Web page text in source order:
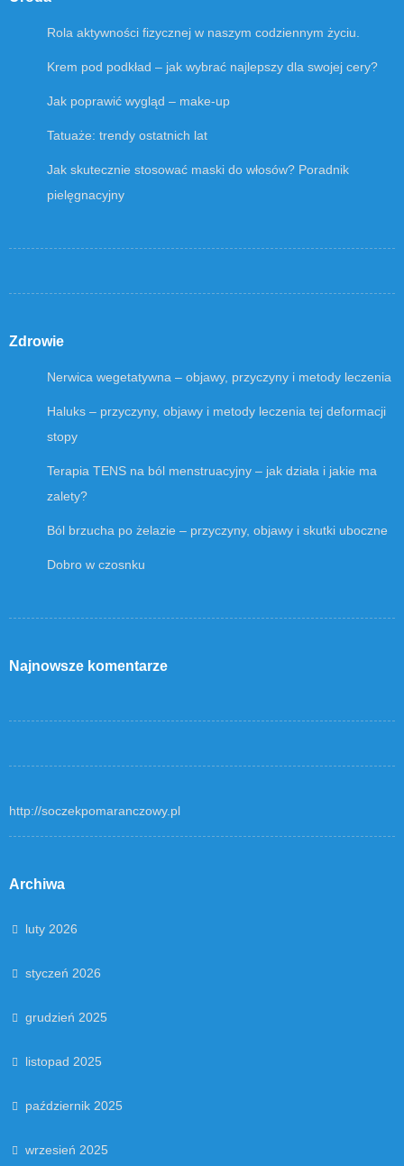
Rola aktywności fizycznej w naszym codziennym życiu.
Krem pod podkład – jak wybrać najlepszy dla swojej cery?
Jak poprawić wygląd – make-up
Tatuaże: trendy ostatnich lat
Jak skutecznie stosować maski do włosów? Poradnik
pielęgnacyjny
Zdrowie
Nerwica wegetatywna – objawy, przyczyny i metody leczenia
Haluks – przyczyny, objawy i metody leczenia tej deformacji
stopy
Terapia TENS na ból menstruacyjny – jak działa i jakie ma
zalety?
Ból brzucha po żelazie – przyczyny, objawy i skutki uboczne
Dobro w czosnku
Najnowsze komentarze
http://soczekpomaranczowy.pl
Archiwa
luty 2026
styczeń 2026
grudzień 2025
listopad 2025
październik 2025
wrzesień 2025